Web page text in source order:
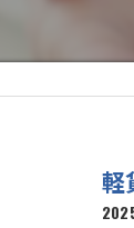
軽